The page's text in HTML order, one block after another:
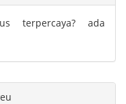
terpercaya? ada